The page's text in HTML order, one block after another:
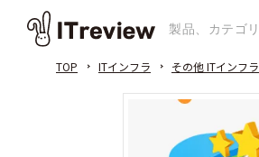
TOP ITインフラ その他 ITインフラ